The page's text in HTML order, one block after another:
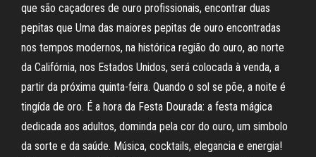
que são caçadores de ouro profissionais, encontrar duas
pepitas que Uma das maiores pepitas de ouro encontradas
nos tempos modernos, na histórica região do ouro, ao norte
da Califórnia, nos Estados Unidos, será colocada à venda, a
partir da próxima quinta-feira. Quando o sol se põe, a noite é
tingída de oro. É a hora da Festa Dourada: a festa mágica
dedicada aos adultos, dominda pela cor do ouro, um simbolo
da sorte e da saúde. Música, cocktails, elegancia e energia!